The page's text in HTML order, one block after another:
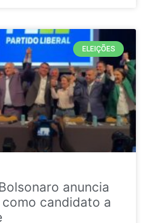
ELEIÇÕES
anuncia
candidato a